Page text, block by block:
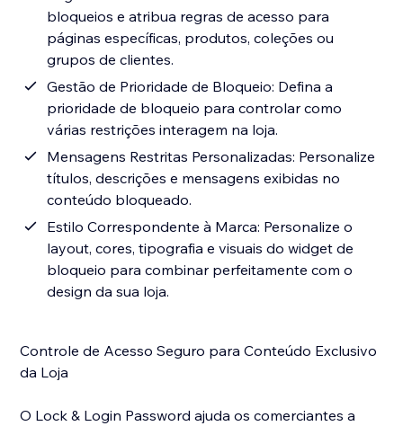
bloqueios e atribua regras de acesso para
páginas específicas, produtos, coleções ou
grupos de clientes.
Gestão de Prioridade de Bloqueio: Defina a
prioridade de bloqueio para controlar como
várias restrições interagem na loja.
Mensagens Restritas Personalizadas: Personalize
títulos, descrições e mensagens exibidas no
conteúdo bloqueado.
Estilo Correspondente à Marca: Personalize o
layout, cores, tipografia e visuais do widget de
bloqueio para combinar perfeitamente com o
design da sua loja.
Controle de Acesso Seguro para Conteúdo Exclusivo
da Loja
O Lock & Login Password ajuda os comerciantes a